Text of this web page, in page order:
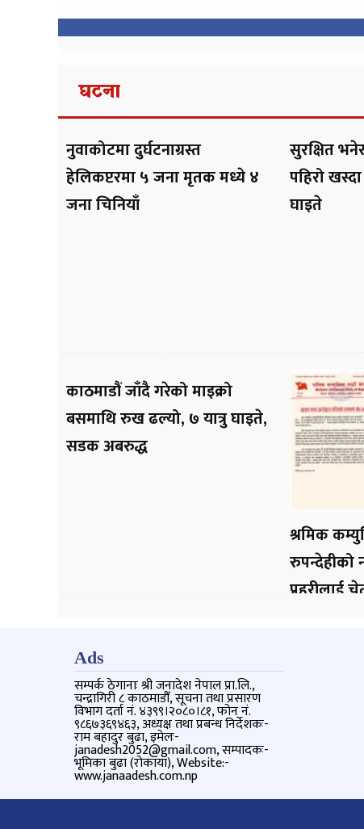
घटना
नुवाकोटमा दुर्घटनाग्रस्त
हेलिकप्टरमा ५ जना मृतक मध्ये ४
जना चिनियाँ
सुरक्षित
पहिरो
घाइते
काठमाडौं जाँदै गरेको माइक्रो
बसमाथि रुख ढल्यो, ७ यात्रु घाइते,
सडक अबरुद्ध
श्रमिक
रुपन्देहीको
प्रहरीलाई
Ads
सम्पर्क ठेगानाः श्री जनादेश नेपाल प्रा.लि.,
चन्द्रागिरी ८ काठमाडौँ, सूचना तथा प्रसारण
विभाग दर्ता नं. ४३९९।२०८०।८१, फोन नं.
९८६७३६९४६३, अध्यक्ष तथा प्रबन्ध निर्देशकः-
राम बहादुर बुढा, इमेलः-
janadesh2052@gmail.com, सम्पादकः-
भूमिका बुढा (रोकाया), Website:-
www.janaadesh.com.np